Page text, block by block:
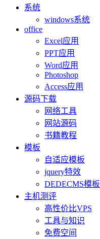
系统
windows系统
office
Excel应用
PPT应用
Word应用
Photoshop
Access应用
源码下载
网络工具
网站源码
书籍教程
模板
自适应模板
jquery特效
DEDECMS模板
主机测评
高性价比VPS
工具与知识
免费空间